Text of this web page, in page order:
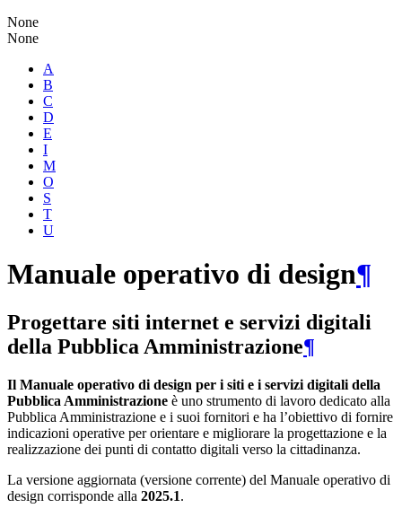
None
None
A
B
C
D
E
I
M
O
S
T
U
Manuale operativo di design¶
Progettare siti internet e servizi digitali
della Pubblica Amministrazione¶
Il Manuale operativo di design per i siti e i servizi digitali della
Pubblica Amministrazione è uno strumento di lavoro dedicato alla
Pubblica Amministrazione e i suoi fornitori e ha l’obiettivo di fornire
indicazioni operative per orientare e migliorare la progettazione e la
realizzazione dei punti di contatto digitali verso la cittadinanza.
La versione aggiornata (versione corrente) del Manuale operativo di
design corrisponde alla 2025.1.